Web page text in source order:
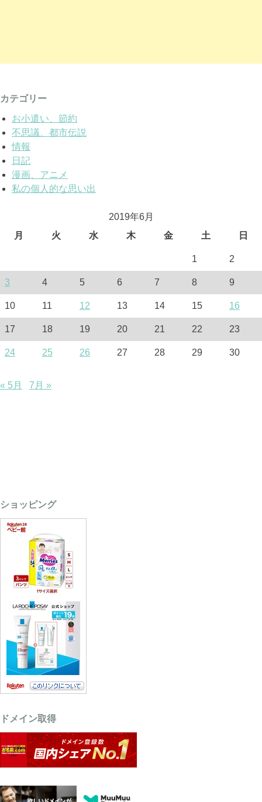
カテゴリー
お小遣い、節約
不思議、都市伝説
情報
日記
漫画、アニメ
私の個人的な思い出
2019年6月
月
火 水 木 金 土 日
1 2
3 4 5 6 7 8 9
10 11 12 13 14 15 16
17 18 19 20 21 22 23
24 25 26 27 28 29 30
« 5月 7月 »
ショッピング
ドメイン取得